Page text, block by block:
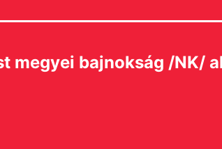
megyei bajnokság /NK/